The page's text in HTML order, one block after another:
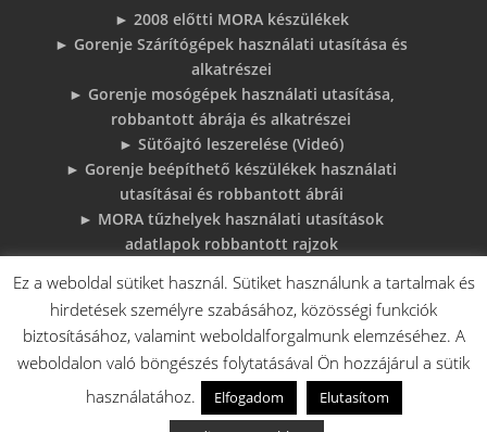
► 2008 előtti MORA készülékek
► Gorenje Szárítógépek használati utasítása és
alkatrészei
► Gorenje mosógépek használati utasítása,
robbantott ábrája és alkatrészei
► Sütőajtó leszerelése (Videó)
► Gorenje beépíthető készülékek használati
utasításai és robbantott ábrái
► MORA tűzhelyek használati utasítások
adatlapok robbantott rajzok
megoldások
► 6 gyakori sütő hiba, és megoldások
♦Gorenje Háztartásigépek adattábláiról:
Ez a weboldal sütiket használ. Sütiket használunk a tartalmak és
hirdetések személyre szabásához, közösségi funkciók
biztosításához, valamint weboldalforgalmunk elemzéséhez. A
weboldalon való böngészés folytatásával Ön hozzájárul a sütik
használatához.
Elfogadom
Elutasítom